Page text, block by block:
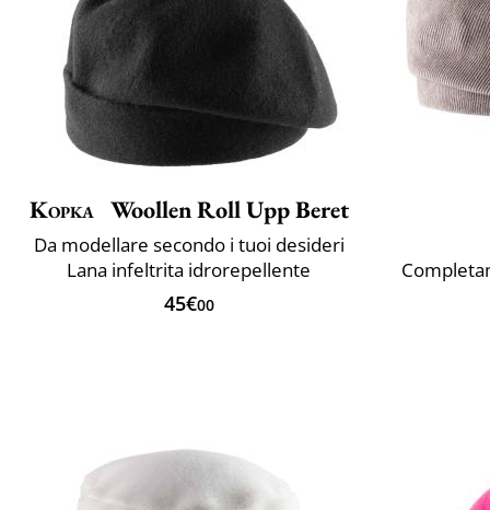
Kopka Woollen Roll Upp Beret
Da modellare secondo i tuoi desideri
Lana infeltrita idrorepellente
45€00